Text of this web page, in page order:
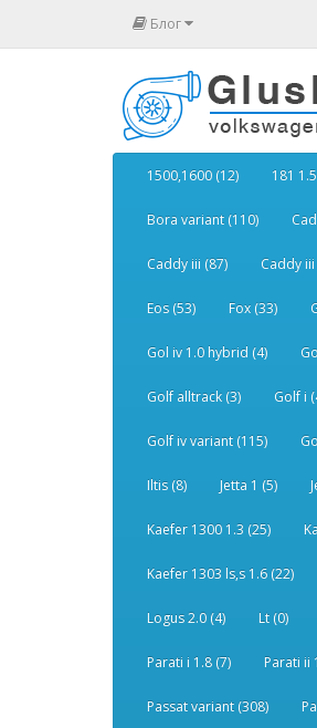
Блог
1500,1600 (12) 181
Bora variant (110)
Caddy iii (87) Caddy
Eos (53) Fox (33)
Gol iv 1.0 hybrid (4)
Golf alltrack (3) Golf i
Golf iv variant (115)
Iltis (8) Jetta 1 (5)
Kaefer 1300 1.3 (25)
Kaefer 1303 ls,s 1.6 (22)
Logus 2.0 (4) Lt (0)
Parati i 1.8 (7) Parati ii
Passat variant (308)